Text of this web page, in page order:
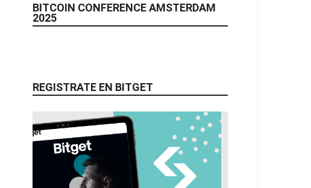
BITCOIN CONFERENCE AMSTERDAM
2025
REGISTRATE EN BITGET